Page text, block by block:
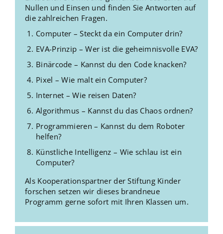
Nullen und Einsen und finden Sie Antworten auf
die zahlreichen Fragen.
Computer – Steckt da ein Computer drin?
EVA-Prinzip – Wer ist die geheimnisvolle EVA?
Binärcode – Kannst du den Code knacken?
Pixel – Wie malt ein Computer?
Internet – Wie reisen Daten?
Algorithmus – Kannst du das Chaos ordnen?
Programmieren – Kannst du dem Roboter
helfen?
Künstliche Intelligenz – Wie schlau ist ein
Computer?
Als Kooperationspartner der Stiftung Kinder
forschen setzen wir dieses brandneue
Programm gerne sofort mit Ihren Klassen um.